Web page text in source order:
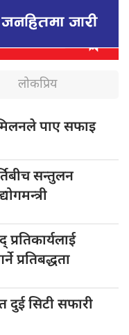
लोकप्रिय
पाए सफाइ
सन्तुलन
प्रतिकार्यलाई
प्रतिबद्धता
दुई सिटी सफारी